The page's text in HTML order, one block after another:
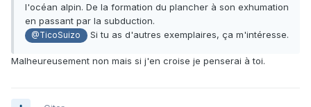
l'océan alpin. De la formation du plancher à son exhumation
en passant par la subduction.
@TicoSuizo Si tu as d'autres exemplaires, ça m'intéresse.
Malheureusement non mais si j'en croise je penserai à toi.